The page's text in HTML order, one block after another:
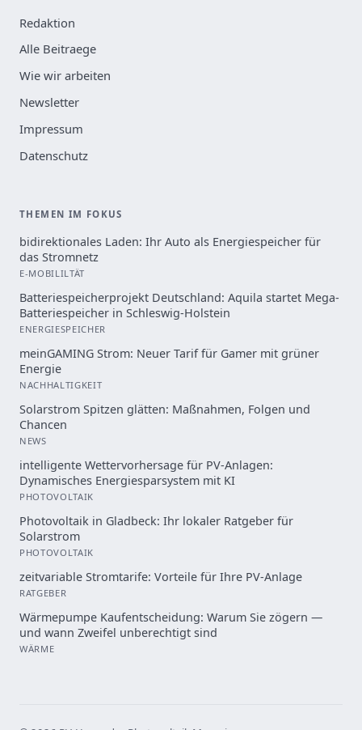
Redaktion
Alle Beitraege
Wie wir arbeiten
Newsletter
Impressum
Datenschutz
THEMEN IM FOKUS
bidirektionales Laden: Ihr Auto als Energiespeicher für
das Stromnetz
E-MOBILILTÄT
Batteriespeicherprojekt Deutschland: Aquila startet Mega-
Batteriespeicher in Schleswig-Holstein
ENERGIESPEICHER
meinGAMING Strom: Neuer Tarif für Gamer mit grüner
Energie
NACHHALTIGKEIT
Solarstrom Spitzen glätten: Maßnahmen, Folgen und
Chancen
NEWS
intelligente Wettervorhersage für PV-Anlagen:
Dynamisches Energiesparsystem mit KI
PHOTOVOLTAIK
Photovoltaik in Gladbeck: Ihr lokaler Ratgeber für
Solarstrom
PHOTOVOLTAIK
zeitvariable Stromtarife: Vorteile für Ihre PV-Anlage
RATGEBER
Wärmepumpe Kaufentscheidung: Warum Sie zögern —
und wann Zweifel unberechtigt sind
WÄRME